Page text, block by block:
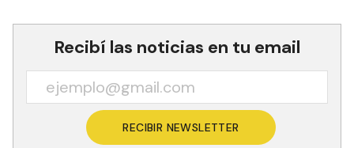
Recibí las noticias en tu email
RECIBIR NEWSLETTER